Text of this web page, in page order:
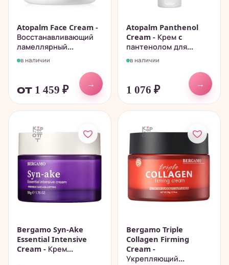
Atopalm Face Cream -
Восстанавливающий
ламеллярный...
в наличии
от 1 459 ₽
→
Atopalm Panthenol
Cream - Крем c
пантенолом для...
в наличии
1 076 ₽
→
Bergamo Syn-Ake
Essential Intensive
Cream - Крем...
Bergamo Triple
Collagen Firming
Cream -
Укрепляющий...